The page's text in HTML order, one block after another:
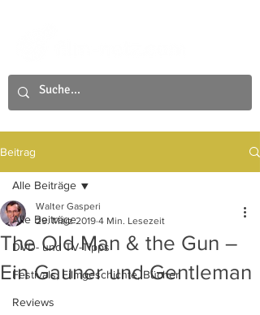
Beitrag
Alle Beiträge
DVD- und TV-Tipps
Festivals, Filmgeschichte, Bücher
Reviews
Alle Beiträge
The Old Man & the Gun –
Ein Gauner und Gentleman
Walter Gasperi
29. März 2019 4 Min. Lesezeit